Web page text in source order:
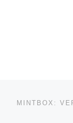
LA LISTA DE